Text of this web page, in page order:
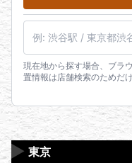
現在地から探す場合、ブラ
置情報は店舗検索のためだ
東京
▶